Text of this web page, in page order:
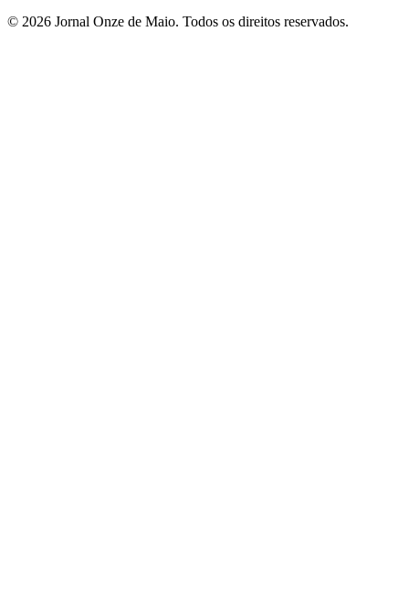
© 2026 Jornal Onze de Maio. Todos os direitos reservados.